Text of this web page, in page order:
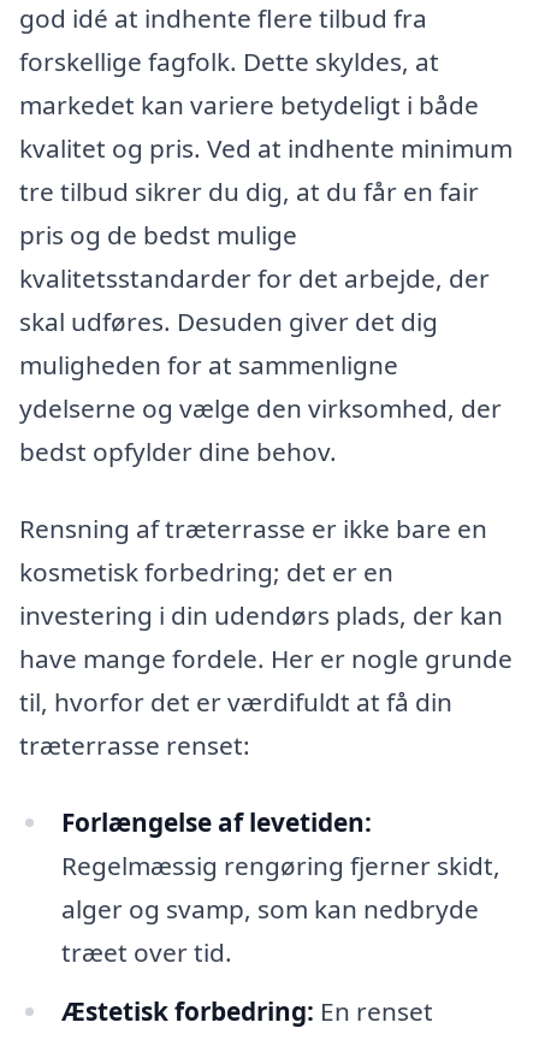
god idé at indhente flere tilbud fra
forskellige fagfolk. Dette skyldes, at
markedet kan variere betydeligt i både
kvalitet og pris. Ved at indhente minimum
tre tilbud sikrer du dig, at du får en fair
pris og de bedst mulige
kvalitetsstandarder for det arbejde, der
skal udføres. Desuden giver det dig
muligheden for at sammenligne
ydelserne og vælge den virksomhed, der
bedst opfylder dine behov.
Rensning af træterrasse er ikke bare en
kosmetisk forbedring; det er en
investering i din udendørs plads, der kan
have mange fordele. Her er nogle grunde
til, hvorfor det er værdifuldt at få din
træterrasse renset:
Forlængelse af levetiden:
Regelmæssig rengøring fjerner skidt,
alger og svamp, som kan nedbryde
træet over tid.
Æstetisk forbedring: En renset